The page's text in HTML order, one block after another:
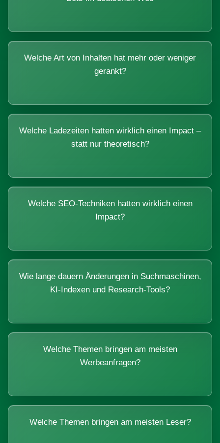
Welche Art von Inhalten hat mehr oder weniger
gerankt?
Welche Ladezeiten hatten wirklich einen Impact –
statt nur theoretisch?
Welche SEO-Techniken hatten wirklich einen
Impact?
Wie lange dauern Änderungen in Suchmaschinen,
KI-Indexen und Research-Tools?
Welche Themen bringen am meisten
Werbeanfragen?
Welche Themen bringen am meisten Leser?